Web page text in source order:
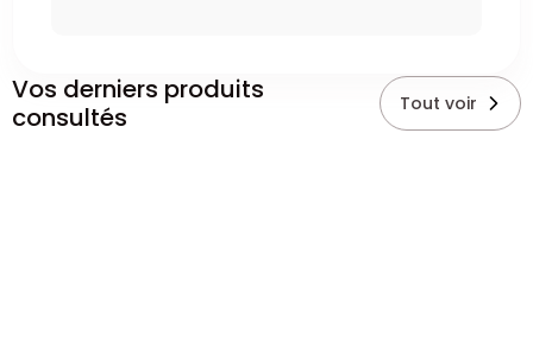
Vos derniers produits
consultés
Tout voir